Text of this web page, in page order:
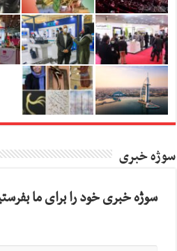
سوژه خبری
سوژه خبری خود را برای ما